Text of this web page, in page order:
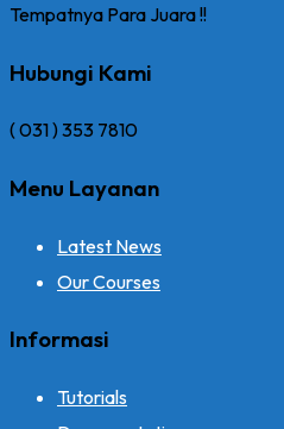
Tempatnya Para Juara !!
Hubungi Kami
( 031 ) 353 7810
Menu Layanan
Latest News
Our Courses
Informasi
Tutorials